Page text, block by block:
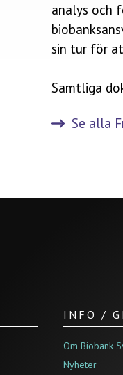
analys och
sin tur för
Samtliga
Se alla
INFO /
Om Biobank
Nyheter